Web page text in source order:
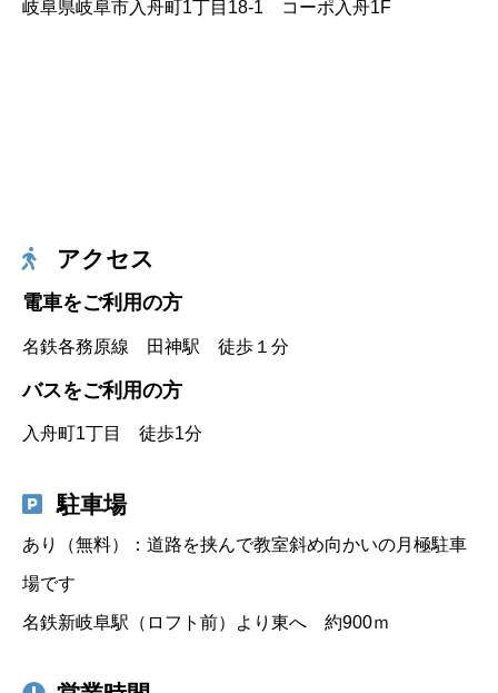
岐阜県岐阜市入舟町1丁目18-1 コーポ入舟1F
アクセス
電車をご利用の方
名鉄各務原線 田神駅 徒歩１分
バスをご利用の方
入舟町1丁目 徒歩1分
駐車場
あり（無料）：道路を挟んで教室斜め向かいの月極駐車
場です
名鉄新岐阜駅（ロフト前）より東へ 約900ｍ